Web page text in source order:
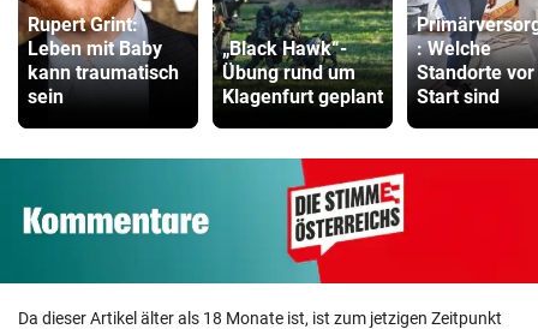
Rupert Grint:
Leben mit Baby
kann traumatisch
sein
„Black Hawk“-
Übung rund um
Klagenfurt geplant
: Welche
Standorte vor
Start sind
Da dieser Artikel älter als 18 Monate ist, ist zum jetzigen Zeitpunkt